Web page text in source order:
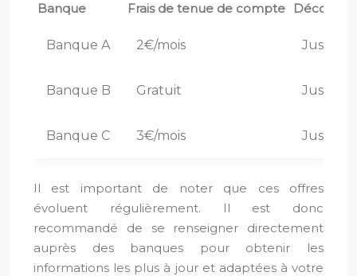
Banque Frais de tenue de compte
Banque A 2€/mois
Banque B Gratuit Jusqu’à
Banque C 3€/mois
Il est important de noter que ces offres
évoluent régulièrement. Il est donc
recommandé de se renseigner directement
auprès des banques pour obtenir les
informations les plus à jour et adaptées à votre